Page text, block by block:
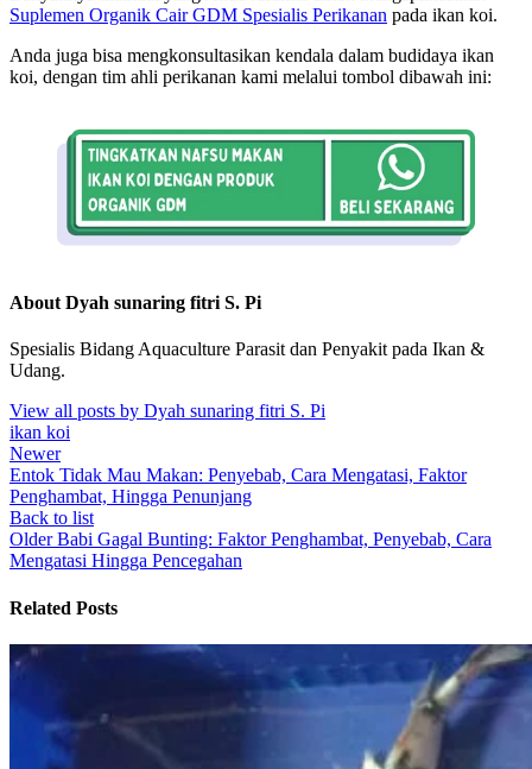
Suplemen Organik Cair GDM Spesialis Perikanan pada ikan koi.
Anda juga bisa mengkonsultasikan kendala dalam budidaya ikan
koi, dengan tim ahli perikanan kami melalui tombol dibawah ini:
About Dyah sunaring fitri S. Pi
Spesialis Bidang Aquaculture Parasit dan Penyakit pada Ikan &
Udang.
View all posts by Dyah sunaring fitri S. Pi
ikan koi
Newer
Entok Tidak Mau Makan: Penyebab, Cara Mengatasi, Faktor
Penghambat, Hingga Penunjang
Back to list
Older Babi Gagal Bunting: Faktor Penghambat, Penyebab, Cara
Mengatasi Hingga Pencegahan
Related Posts